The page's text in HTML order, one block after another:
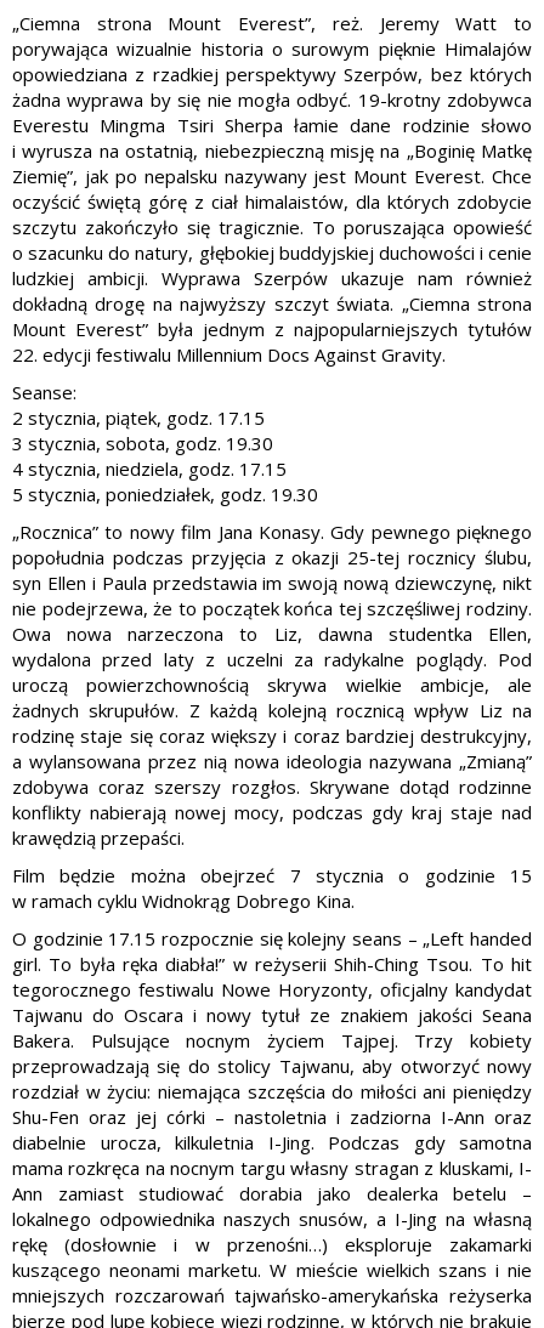
„Ciemna strona Mount Everest”, reż. Jeremy Watt to
porywająca wizualnie historia o surowym pięknie Himalajów
opowiedziana z rzadkiej perspektywy Szerpów, bez których
żadna wyprawa by się nie mogła odbyć. 19-krotny zdobywca
Everestu Mingma Tsiri Sherpa łamie dane rodzinie słowo
i wyrusza na ostatnią, niebezpieczną misję na „Boginię Matkę
Ziemię”, jak po nepalsku nazywany jest Mount Everest. Chce
oczyścić świętą górę z ciał himalaistów, dla których zdobycie
szczytu zakończyło się tragicznie. To poruszająca opowieść
o szacunku do natury, głębokiej buddyjskiej duchowości i cenie
ludzkiej ambicji. Wyprawa Szerpów ukazuje nam również
dokładną drogę na najwyższy szczyt świata. „Ciemna strona
Mount Everest” była jednym z najpopularniejszych tytułów
22. edycji festiwalu Millennium Docs Against Gravity.
Seanse:
2 stycznia, piątek, godz. 17.15
3 stycznia, sobota, godz. 19.30
4 stycznia, niedziela, godz. 17.15
5 stycznia, poniedziałek, godz. 19.30
„Rocznica” to nowy film Jana Konasy. Gdy pewnego pięknego
popołudnia podczas przyjęcia z okazji 25-tej rocznicy ślubu,
syn Ellen i Paula przedstawia im swoją nową dziewczynę, nikt
nie podejrzewa, że to początek końca tej szczęśliwej rodziny.
Owa nowa narzeczona to Liz, dawna studentka Ellen,
wydalona przed laty z uczelni za radykalne poglądy. Pod
uroczą powierzchownością skrywa wielkie ambicje, ale
żadnych skrupułów. Z każdą kolejną rocznicą wpływ Liz na
rodzinę staje się coraz większy i coraz bardziej destrukcyjny,
a wylansowana przez nią nowa ideologia nazywana „Zmianą”
zdobywa coraz szerszy rozgłos. Skrywane dotąd rodzinne
konflikty nabierają nowej mocy, podczas gdy kraj staje nad
krawędzią przepaści.
Film będzie można obejrzeć 7 stycznia o godzinie 15
w ramach cyklu Widnokrąg Dobrego Kina.
O godzinie 17.15 rozpocznie się kolejny seans – „Left handed
girl. To była ręka diabła!” w reżyserii Shih-Ching Tsou. To hit
tegorocznego festiwalu Nowe Horyzonty, oficjalny kandydat
Tajwanu do Oscara i nowy tytuł ze znakiem jakości Seana
Bakera. Pulsujące nocnym życiem Tajpej. Trzy kobiety
przeprowadzają się do stolicy Tajwanu, aby otworzyć nowy
rozdział w życiu: niemająca szczęścia do miłości ani pieniędzy
Shu-Fen oraz jej córki – nastoletnia i zadziorna I-Ann oraz
diabelnie urocza, kilkuletnia I-Jing. Podczas gdy samotna
mama rozkręca na nocnym targu własny stragan z kluskami, I-
Ann zamiast studiować dorabia jako dealerka betelu –
lokalnego odpowiednika naszych snusów, a I-Jing na własną
rękę (dosłownie i w przenośni…) eksploruje zakamarki
kuszącego neonami marketu. W mieście wielkich szans i nie
mniejszych rozczarowań tajwańsko-amerykańska reżyserka
bierze pod lupę kobiece więzi rodzinne, w których nie brakuje